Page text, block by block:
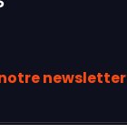
newsletter